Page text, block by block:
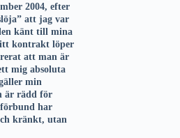
2004, efter
att jag var
känt till mina
kontrakt löper
att man är
mig absoluta
min
är rädd för
har
kränkt, utan